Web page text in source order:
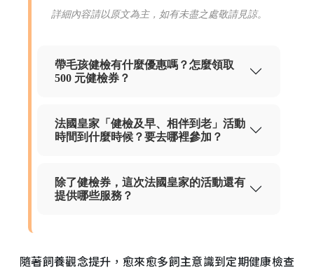
詳細內容請以原文為主，如有未盡之處敬請見諒。
帶毛孩健檢有什麼優惠嗎？怎麼領取
500 元健檢券？
法國皇家「健檢及早、相伴到老」活動
時間到什麼時候？要去哪裡參加？
除了健檢券，這次法國皇家的活動還有
提供哪些服務？
隨著飼養觀念提升，愈來愈多飼主意識到定期健康檢查